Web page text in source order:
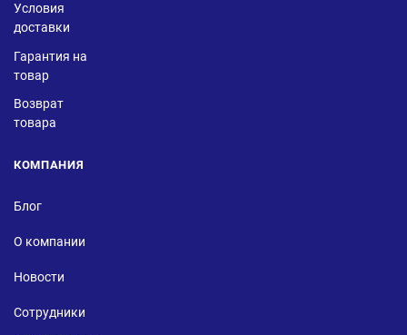
Условия
доставки
Гарантия на
товар
Возврат
товара
КОМПАНИЯ
Блог
О компании
Новости
Сотрудники